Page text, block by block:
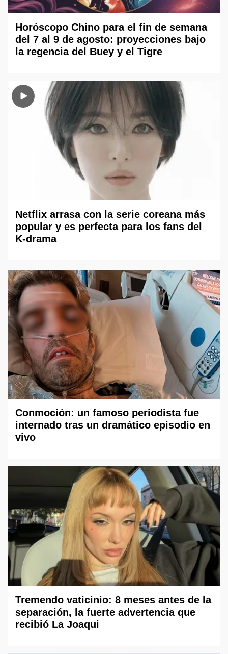
Horóscopo Chino para el fin de semana
del 7 al 9 de agosto: proyecciones bajo
la regencia del Buey y el Tigre
Netflix arrasa con la serie coreana más
popular y es perfecta para los fans del
K-drama
Conmoción: un famoso periodista fue
internado tras un dramático episodio en
vivo
Tremendo vaticinio: 8 meses antes de la
separación, la fuerte advertencia que
recibió La Joaqui